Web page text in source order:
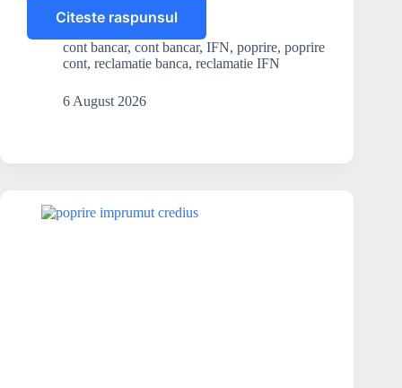
Citeste raspunsul
Dacă
am
datorii
România,
blocheze
bancar
din
cont bancar, cont bancar, IFN, poprire, poprire
cont, reclamatie banca, reclamatie IFN
6 August 2026